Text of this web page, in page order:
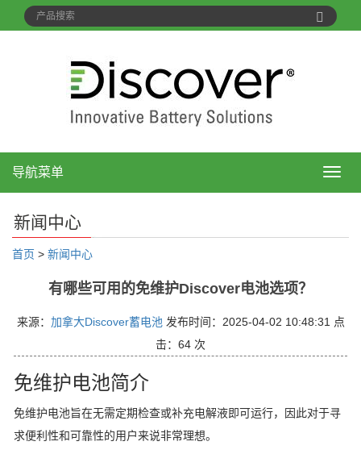
导
导航菜单
新闻中心
首页 > 新闻中心
有哪些可用的免维护Discover电池选项？
来源： 加拿大Discover蓄电池 发布时间：2025-04-02 10:48:31 点
击： 64 次
免维护电池简介
免维护电池旨在无需定期检查或补充电解液即可运行，因此对于寻
求便利性和可靠性的用户来说非常理想。